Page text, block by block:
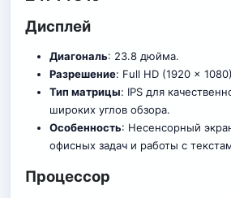
Дисплей
Диагональ: 23.8 дюйма.
Разрешение: Full HD (1920 x
Тип матрицы: IPS для
широких углов обзора.
Особенность: Несенсорный
офисных задач и работы с
Процессор